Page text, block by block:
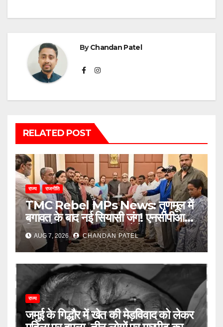
ByChandan Patel
RELATED POST
राज्य राजनीति
TMC Rebel MPs News: तृणमूल में
बगावत के बाद नई सियासी जंग! एनसीपीआई में
विलय के बावजूद बागी सांसदों में बढ़ी
खींचतान, भाजपा को लेकर भी दो राय
AUG 7, 2026 CHANDAN PATEL
राज्य
जमुई के गिद्धौर में खेत की मेड़विवाद को लेकर